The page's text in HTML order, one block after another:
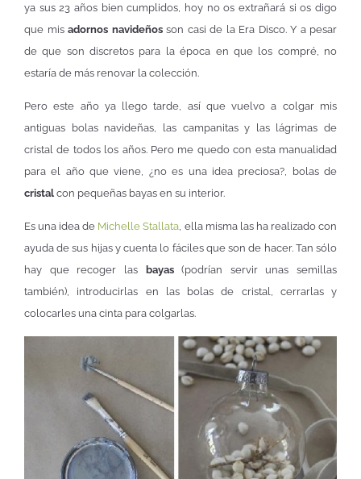
ya sus 23 años bien cumplidos, hoy no os extrañará si os digo
que misadornos navideñosson casi de la Era Disco. Y a pesar
de que son discretos para la época en que los compré, no
estaría de más renovar la colección.
Pero este año ya llego tarde, así que vuelvo a colgar mis
antiguas bolas navideñas, las campanitas y las lágrimas de
cristal de todos los años. Pero me quedo con esta manualidad
para el año que viene, ¿no es una idea preciosa?, bolas de
cristal con pequeñas bayas en su interior.
Es una idea de Michelle Stallata, ella misma las ha realizado con
ayuda de sus hijas y cuenta lo fáciles que son de hacer. Tan sólo
hay que recoger las
bayas(podrían servir unas semillas
también), introducirlas en las bolas de cristal, cerrarlas y
colocarles una cinta para colgarlas.